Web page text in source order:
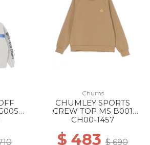
Chums
CHUMLEY SPORTS
CREW TOP MS B001
BEIGE
CH00-1457
$ 483 $ 690